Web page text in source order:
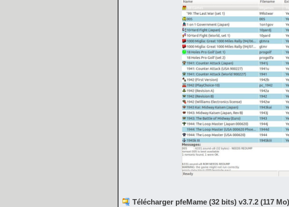
Télécharger pfeMame (32 bits) v3.7.2 (117 Mo)